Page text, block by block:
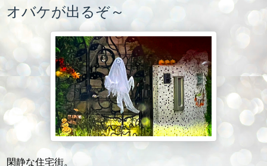
オバケが出るぞ～
閑静な住宅街。